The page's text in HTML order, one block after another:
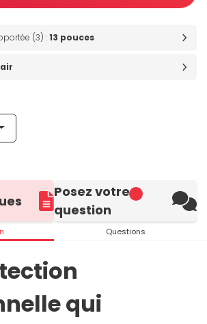
(3) :13 pouces
Posez votre
question
Questions
qui